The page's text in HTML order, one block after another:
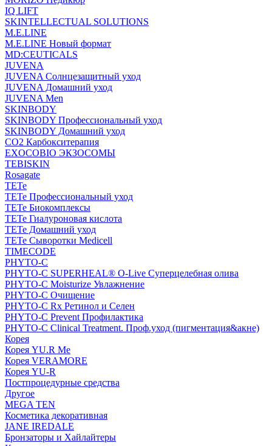
IQ LIFT
SKINTELLECTUAL SOLUTIONS
M.E.LINE
M.E.LINE Новый формат
MD:CEUTICALS
JUVENA
JUVENA Солнцезащитный уход
JUVENA Домашний уход
JUVENA Men
SKINBODY
SKINBODY Профессиональный уход
SKINBODY Домашний уход
CO2 Карбокситерапия
EXOCOBIO ЭКЗОСОМЫ
TEBISKIN
Rosagate
TETe
TETe Профессиональный уход
TETe Биокомплексы
TETe Гиалуроновая кислота
TETe Домашний уход
TETe Сыворотки Medicell
TIMECODE
PHYTO-C
PHYTO-C SUPERHEAL® O-Live Суперцелебная олива
PHYTO-C Moisturize Увлажнение
PHYTO-C Очищение
PHYTO-C Rx Ретинол и Селен
PHYTO-C Prevent Профилактика
PHYTO-C Clinical Treatment. Проф.уход (пигментация&акне)
Корея
Корея YU.R Me
Корея VERAMORE
Корея YU-R
Постпроцедурные средства
Другое
MEGA TEN
Косметика декоративная
JANE IREDALE
Бронзаторы и Хайлайтеры